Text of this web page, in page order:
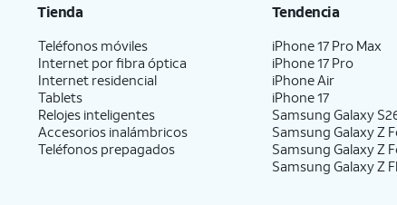
Tienda
Teléfonos móviles
Internet por fibra óptica
Internet residencial
Tablets
Relojes inteligentes
Accesorios inalámbricos
Teléfonos prepagados
Tendencia
iPhone 17 Pro Max
iPhone 17 Pro
iPhone Air
iPhone 17
Samsung Galaxy
Samsung Galaxy Z
Samsung Galaxy Z
Samsung Galaxy Z